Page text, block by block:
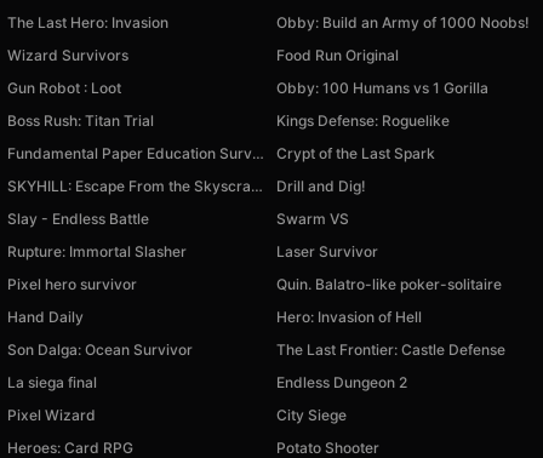
The Last Hero: Invasion
Obby: Build an Army of 1000 Noobs!
Wizard Survivors
Food Run Original
Gun Robot : Loot
Obby: 100 Humans vs 1 Gorilla
Boss Rush: Titan Trial
Kings Defense: Roguelike
Fundamental Paper Education Survivors
Crypt of the Last Spark
SKYHILL: Escape From the Skyscraper!
Drill and Dig!
Slay - Endless Battle
Swarm VS
Rupture: Immortal Slasher
Laser Survivor
Pixel hero survivor
Quin. Balatro-like poker-solitaire
Hand Daily
Hero: Invasion of Hell
Son Dalga: Ocean Survivor
The Last Frontier: Castle Defense
La siega final
Endless Dungeon 2
Pixel Wizard
City Siege
Heroes: Card RPG
Potato Shooter